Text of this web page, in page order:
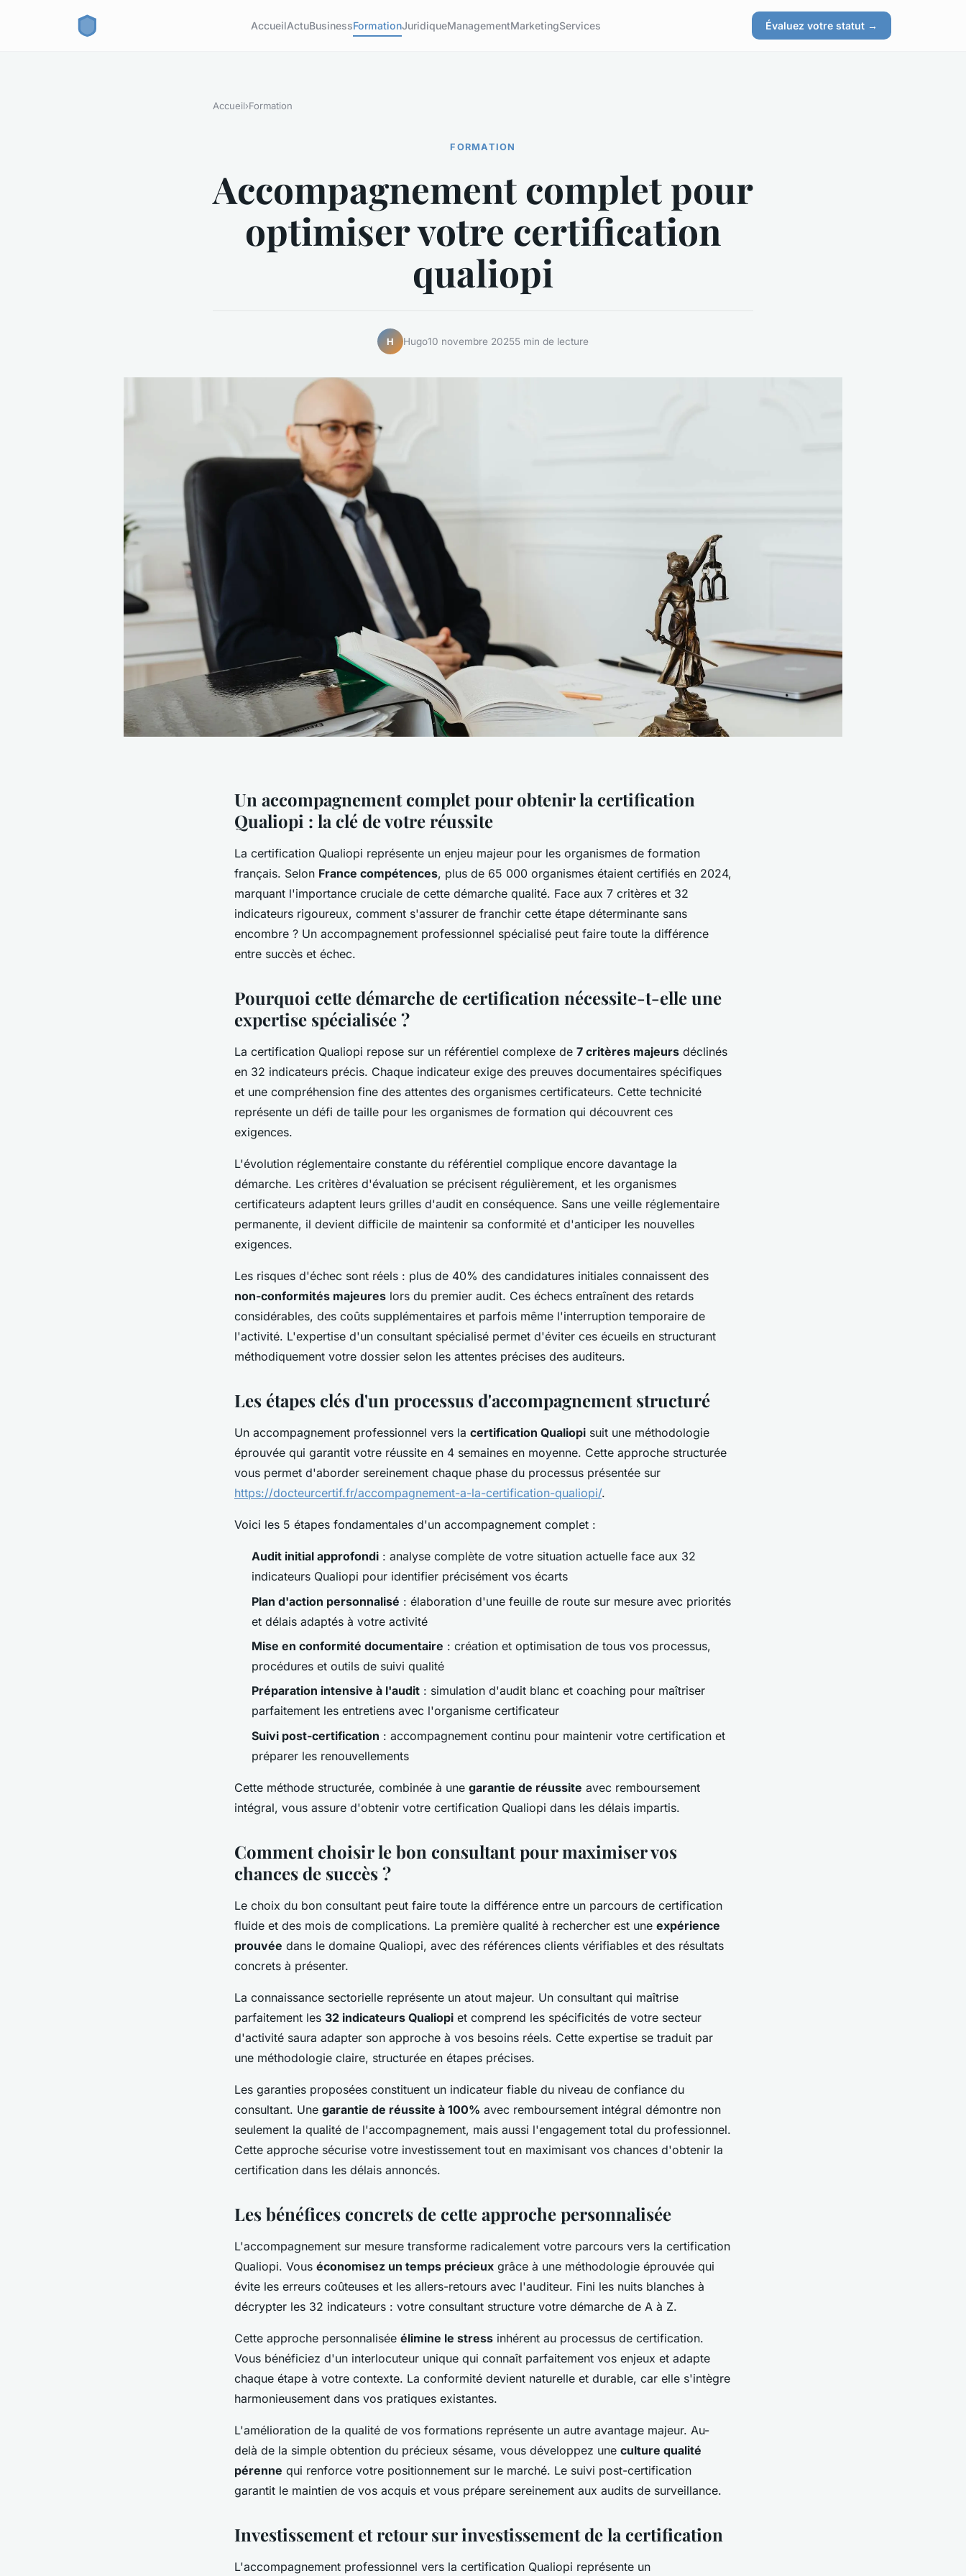
AccueilActuBusinessFormationJuridiqueManagementMarketingServices Évaluez votre statut →
Accueil›Formation
FORMATION
Accompagnement complet pour
optimiser votre certification
qualiopi
H Hugo10 novembre 20255 min de lecture
Un accompagnement complet pour obtenir la certification
Qualiopi : la clé de votre réussite
La certification Qualiopi représente un enjeu majeur pour les organismes de formation
français. Selon France compétences, plus de 65 000 organismes étaient certifiés en 2024,
marquant l'importance cruciale de cette démarche qualité. Face aux 7 critères et 32
indicateurs rigoureux, comment s'assurer de franchir cette étape déterminante sans
encombre ? Un accompagnement professionnel spécialisé peut faire toute la différence
entre succès et échec.
Pourquoi cette démarche de certification nécessite-t-elle une
expertise spécialisée ?
La certification Qualiopi repose sur un référentiel complexe de 7 critères majeurs déclinés
en 32 indicateurs précis. Chaque indicateur exige des preuves documentaires spécifiques
et une compréhension fine des attentes des organismes certificateurs. Cette technicité
représente un défi de taille pour les organismes de formation qui découvrent ces
exigences.
L'évolution réglementaire constante du référentiel complique encore davantage la
démarche. Les critères d'évaluation se précisent régulièrement, et les organismes
certificateurs adaptent leurs grilles d'audit en conséquence. Sans une veille réglementaire
permanente, il devient difficile de maintenir sa conformité et d'anticiper les nouvelles
exigences.
Les risques d'échec sont réels : plus de 40% des candidatures initiales connaissent des
non-conformités majeures lors du premier audit. Ces échecs entraînent des retards
considérables, des coûts supplémentaires et parfois même l'interruption temporaire de
l'activité. L'expertise d'un consultant spécialisé permet d'éviter ces écueils en structurant
méthodiquement votre dossier selon les attentes précises des auditeurs.
Les étapes clés d'un processus d'accompagnement structuré
Un accompagnement professionnel vers la certification Qualiopi suit une méthodologie
éprouvée qui garantit votre réussite en 4 semaines en moyenne. Cette approche structurée
vous permet d'aborder sereinement chaque phase du processus présentée sur
https://docteurcertif.fr/accompagnement-a-la-certification-qualiopi/.
Voici les 5 étapes fondamentales d'un accompagnement complet :
Audit initial approfondi : analyse complète de votre situation actuelle face aux 32
indicateurs Qualiopi pour identifier précisément vos écarts
Plan d'action personnalisé : élaboration d'une feuille de route sur mesure avec priorités
et délais adaptés à votre activité
Mise en conformité documentaire : création et optimisation de tous vos processus,
procédures et outils de suivi qualité
Préparation intensive à l'audit : simulation d'audit blanc et coaching pour maîtriser
parfaitement les entretiens avec l'organisme certificateur
Suivi post-certification : accompagnement continu pour maintenir votre certification et
préparer les renouvellements
Cette méthode structurée, combinée à une garantie de réussite avec remboursement
intégral, vous assure d'obtenir votre certification Qualiopi dans les délais impartis.
Comment choisir le bon consultant pour maximiser vos
chances de succès ?
Le choix du bon consultant peut faire toute la différence entre un parcours de certification
fluide et des mois de complications. La première qualité à rechercher est une expérience
prouvée dans le domaine Qualiopi, avec des références clients vérifiables et des résultats
concrets à présenter.
La connaissance sectorielle représente un atout majeur. Un consultant qui maîtrise
parfaitement les 32 indicateurs Qualiopi et comprend les spécificités de votre secteur
d'activité saura adapter son approche à vos besoins réels. Cette expertise se traduit par
une méthodologie claire, structurée en étapes précises.
Les garanties proposées constituent un indicateur fiable du niveau de confiance du
consultant. Une garantie de réussite à 100% avec remboursement intégral démontre non
seulement la qualité de l'accompagnement, mais aussi l'engagement total du professionnel.
Cette approche sécurise votre investissement tout en maximisant vos chances d'obtenir la
certification dans les délais annoncés.
Les bénéfices concrets de cette approche personnalisée
L'accompagnement sur mesure transforme radicalement votre parcours vers la certification
Qualiopi. Vous économisez un temps précieux grâce à une méthodologie éprouvée qui
évite les erreurs coûteuses et les allers-retours avec l'auditeur. Fini les nuits blanches à
décrypter les 32 indicateurs : votre consultant structure votre démarche de A à Z.
Cette approche personnalisée élimine le stress inhérent au processus de certification.
Vous bénéficiez d'un interlocuteur unique qui connaît parfaitement vos enjeux et adapte
chaque étape à votre contexte. La conformité devient naturelle et durable, car elle s'intègre
harmonieusement dans vos pratiques existantes.
L'amélioration de la qualité de vos formations représente un autre avantage majeur. Au-
delà de la simple obtention du précieux sésame, vous développez une culture qualité
pérenne qui renforce votre positionnement sur le marché. Le suivi post-certification
garantit le maintien de vos acquis et vous prépare sereinement aux audits de surveillance.
Investissement et retour sur investissement de la certification
L'accompagnement professionnel vers la certification Qualiopi représente un